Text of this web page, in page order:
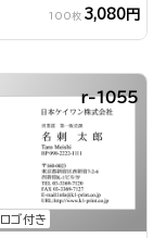
100枚 3,080円
ロゴ付き
r-1055